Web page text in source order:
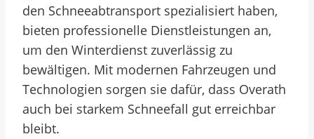
den Schneeabtransport spezialisiert haben,
bieten professionelle Dienstleistungen an,
um den Winterdienst zuverlässig zu
bewältigen. Mit modernen Fahrzeugen und
Technologien sorgen sie dafür, dass Overath
auch bei starkem Schneefall gut erreichbar
bleibt.